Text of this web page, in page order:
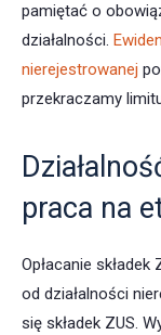
pamiętać o
działalności.
nierejestrowanej
przekraczamy
praca na
Opłacanie
od działalności
się składek ZUS.